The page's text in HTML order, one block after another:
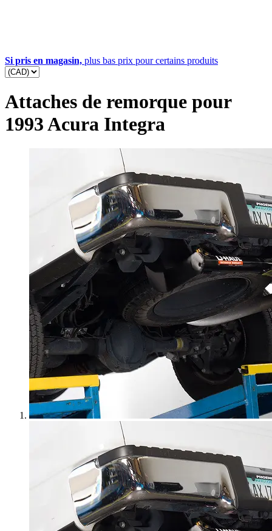
Si pris en magasin, plus bas prix pour certains produits
Attaches de remorque pour
1993 Acura Integra